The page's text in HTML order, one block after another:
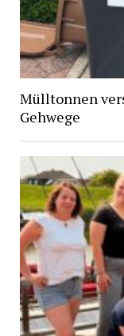
Mülltonnen
Gehwege